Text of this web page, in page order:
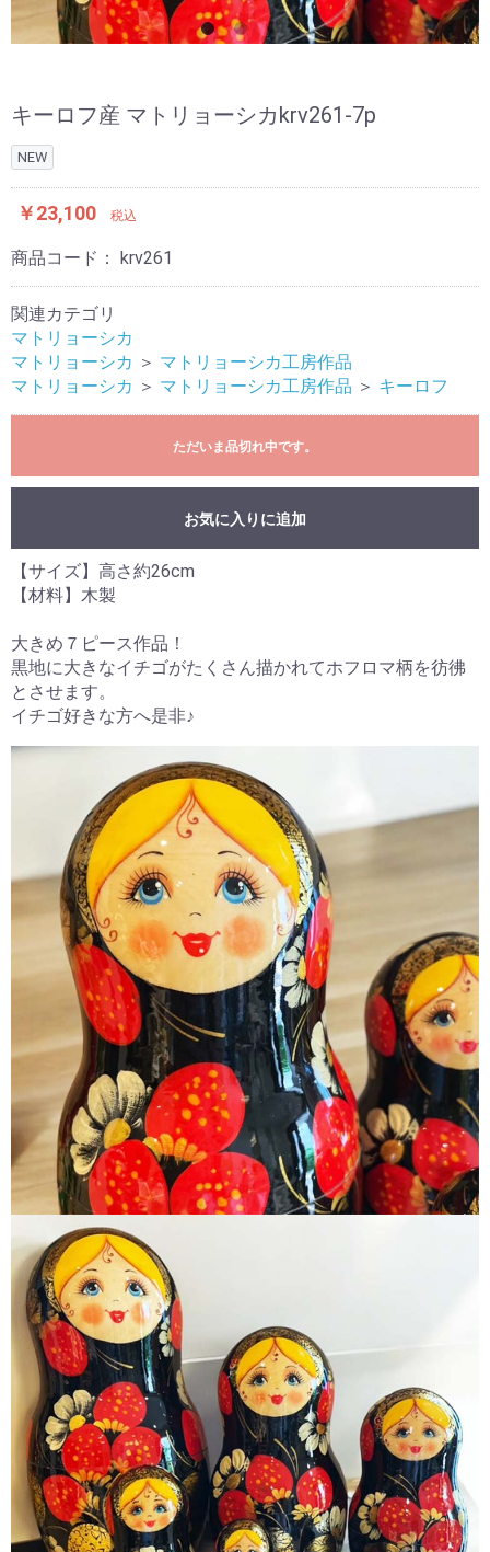
キーロフ産 マトリョーシカkrv261-7p
NEW
￥23,100 税込
商品コード： krv261
関連カテゴリ
マトリョーシカ
マトリョーシカ ＞ マトリョーシカ工房作品
マトリョーシカ ＞ マトリョーシカ工房作品 ＞ キーロフ
ただいま品切れ中です。
お気に入りに追加
【サイズ】高さ約26cm
【材料】木製
大きめ７ピース作品！
黒地に大きなイチゴがたくさん描かれてホフロマ柄を彷彿
とさせます。
イチゴ好きな方へ是非♪